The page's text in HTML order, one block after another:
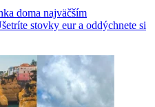
doma najväčším
stovky eur a oddýchnete si